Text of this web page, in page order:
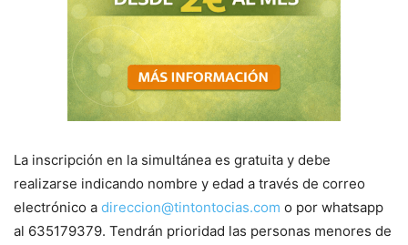
La inscripción en la simultánea es gratuita y debe
realizarse indicando nombre y edad a través de correo
electrónico a direccion@tintontocias.com o por whatsapp
al 635179379. Tendrán prioridad las personas menores de